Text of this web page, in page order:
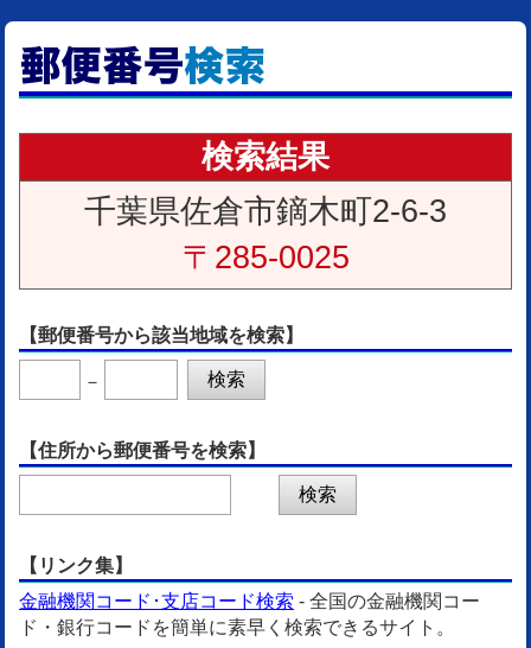
検索結果
千葉県佐倉市鏑木町2-6-3
〒285-0025
【郵便番号から該当地域を検索】
－
【住所から郵便番号を検索】
【リンク集】
金融機関コード･支店コード検索 - 全国の金融機関コー
ド・銀行コードを簡単に素早く検索できるサイト。